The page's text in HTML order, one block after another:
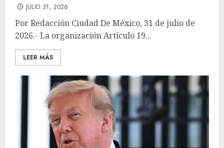
JULIO 31, 2026
Por Redacción Ciudad De México, 31 de julio de
2026.- La organización Artículo 19...
LEER MÁS